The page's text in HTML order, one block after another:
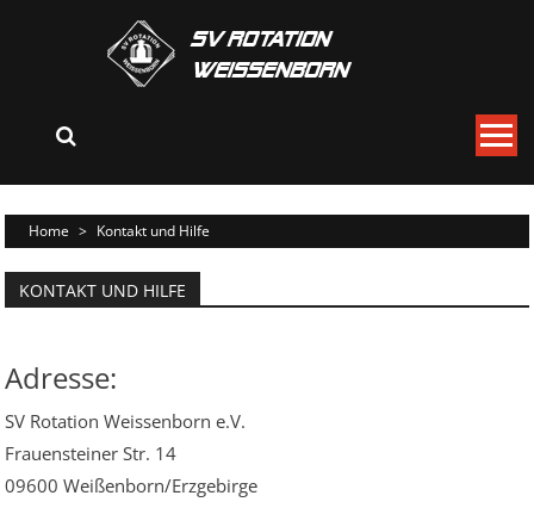
Home > Kontakt und Hilfe
KONTAKT UND HILFE
Adresse:
SV Rotation Weissenborn e.V.
Frauensteiner Str. 14
09600 Weißenborn/Erzgebirge